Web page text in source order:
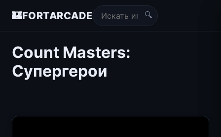
🏰FORTARCADE 🔍
Count Masters:
Супергерои